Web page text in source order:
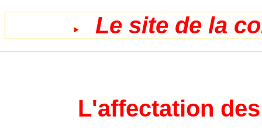
Le site de la
L'affectation